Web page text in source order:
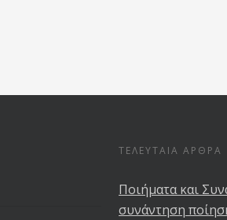
ΤΕΛΕΥΤΑΊΑ ΆΡΘΡΑ
Ποιήματα και
συνάντηση